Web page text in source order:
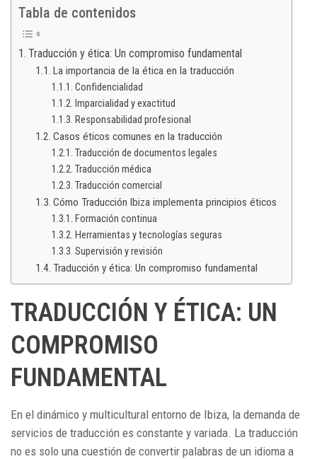
Tabla de contenidos
Traducción y ética: Un compromiso fundamental
La importancia de la ética en la traducción
Confidencialidad
Imparcialidad y exactitud
Responsabilidad profesional
Casos éticos comunes en la traducción
Traducción de documentos legales
Traducción médica
Traducción comercial
Cómo Traducción Ibiza implementa principios éticos
Formación continua
Herramientas y tecnologías seguras
Supervisión y revisión
Traducción y ética: Un compromiso fundamental
TRADUCCIÓN Y ÉTICA: UN
COMPROMISO
FUNDAMENTAL
En el dinámico y multicultural entorno de Ibiza, la demanda de
servicios de traducción es constante y variada. La traducción
no es solo una cuestión de convertir palabras de un idioma a